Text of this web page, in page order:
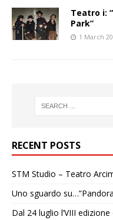
Teatro i:
Park”
1 March
RECENT POSTS
STM Studio – Teatro
Uno sguardo
Dal 24 luglio l’VIII